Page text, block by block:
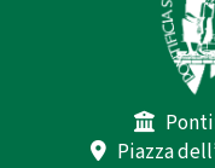
Piazza